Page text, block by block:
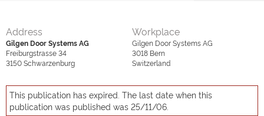
Address
Gilgen Door Systems AG
Freiburgstrasse 34
3150Schwarzenburg
Workplace
Gilgen Door Systems AG
3018 Bern
Switzerland
This publication has expired. The last date when this
publication was published was 25/11/06.